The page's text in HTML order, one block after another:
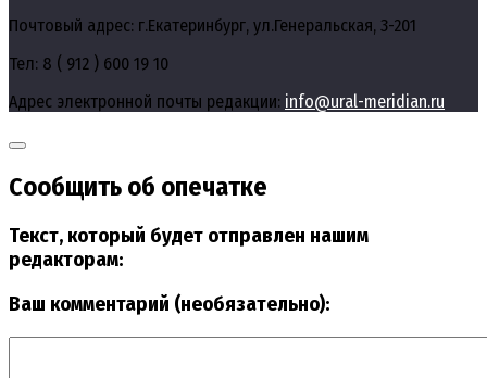
Почтовый адрес: г.Екатеринбург, ул.Генеральская, 3-201
Тел: 8 ( 912 ) 600 19 10
Адрес электронной почты редакции: info@ural-meridian.ru
Сообщить об опечатке
Текст, который будет отправлен нашим
редакторам:
Ваш комментарий (необязательно):